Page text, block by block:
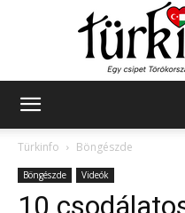
Türkinfo
Böngészde
Böngészde Videók
10